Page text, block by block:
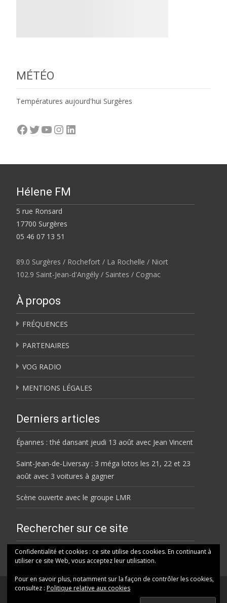
MÉTÉO
Températures aujourd'hui Surgères
Facebook
Twitter
YouTube
Instagram
LinkedIn
Hélene FM
5 rue Ronsard
17700 Surgères
05 46 07 13 51
89.0 Surgères / Rochefort / La Rochelle / Niort
102.9 Saint-Jean-d'Angély / Saintes / Cognac
À propos
FRÉQUENCES
PARTENAIRES
VOG RADIO
MENTIONS LÉGALES
Derniers articles
Épannes : thé dansant jeudi 13 août avec Jean Vincent
Saint-Jean-de-Liversay : 3 méga lotos les 21, 22 et 23
août avec 3 voitures à gagner
Scène ouverte avec le groupe LMR
Rechercher sur ce site
Rechercher
Confidentialité et cookies : ce site utilise des cookies. En continuant à
utiliser ce site Web, vous acceptez leur utilisation.
Pour en savoir plus, notamment sur la façon de contrôler les cookies,
consultez : Politique relative aux cookies